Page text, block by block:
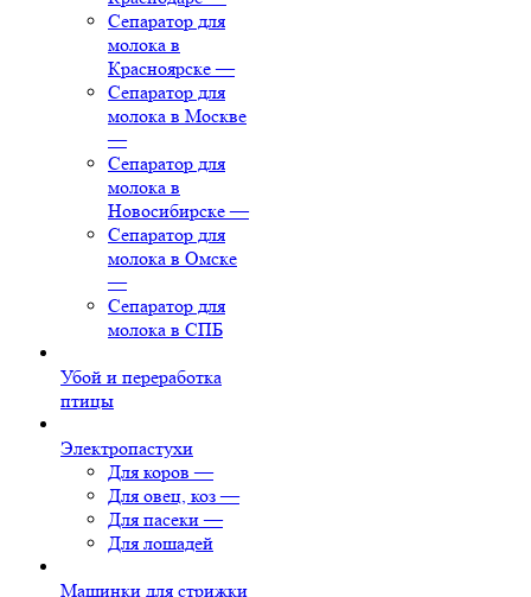
Сепаратор для
молока в
Красноярске —
Сепаратор для
молока в Москве
—
Сепаратор для
молока в
Новосибирске —
Сепаратор для
молока в Омске
—
Сепаратор для
молока в СПБ
Убой и переработка
птицы
Электропастухи
Для коров —
Для овец, коз —
Для пасеки —
Для лошадей
Машинки для стрижки